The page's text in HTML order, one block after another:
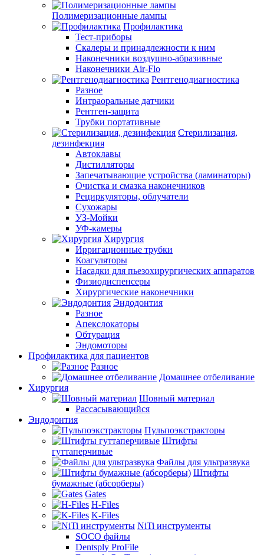
Полимеризационные лампы
Профилактика
Тест-приборы
Скалеры и принадлежности к ним
Наконечники воздушно-абразивные
Наконечники Air-Flo
Рентгенодиагностика
Разное
Интраоральные датчики
Рентген-защита
Трубки портативные
Стерилизация,
дезинфекция
Автоклавы
Дистилляторы
Запечатывающие устройства (ламинаторы)
Очистка и смазка наконечников
Рециркуляторы, облучатели
Сухожары
УЗ-Мойки
УФ-камеры
Хирургия
Ирригационные трубки
Коагуляторы
Насадки для пьезохирургических аппаратов
Физиодиспенсеры
Хирургические наконечники
Эндодонтия
Разное
Апекслокаторы
Обтурация
Эндомоторы
Профилактика для пациентов
Разное
Домашнее отбеливание
Хирургия
Шовный материал
Рассасывающийся
Эндодонтия
Пульпоэкстракторы
Штифты
гуттаперчивые
Файлы для ультразвука
Штифты
бумажные (абсорберы)
Gates
H-Files
K-Files
NiTi инструменты
SOCO файлы
Dentsply ProFile